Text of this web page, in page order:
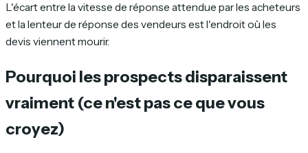
L'écart entre la vitesse de réponse attendue par les acheteurs
et la lenteur de réponse des vendeurs est l'endroit où les
devis viennent mourir.
Pourquoi les prospects disparaissent
vraiment (ce n'est pas ce que vous
croyez)